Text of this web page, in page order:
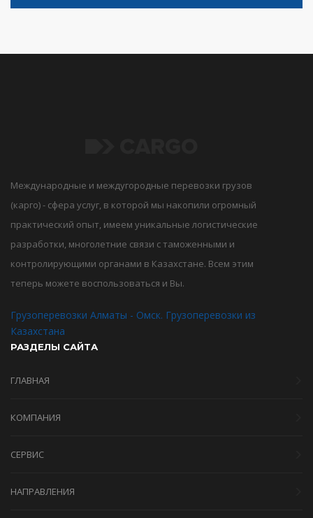
Международные и междугородные перевозки грузов
(карго) - сфера услуг, в которой мы накопили огромный
практический опыт, имеем уникальные логистические
разработки, многолетние связи с таможенными и
контролирующими органами в Казахстане. Всем этим
теперь можете воспользоваться и Вы.
Грузоперевозки Алматы - Омск. Грузоперевозки из
Казахстана
РАЗДЕЛЫ САЙТА
ГЛАВНАЯ
КОМПАНИЯ
СЕРВИС
НАПРАВЛЕНИЯ